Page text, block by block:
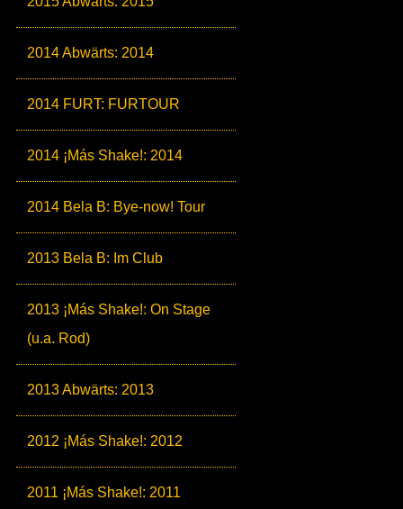
2014 Abwärts: 2014
2014 FURT: FURTOUR
2014 ¡Más Shake!: 2014
2014 Bela B: Bye-now! Tour
2013 Bela B: Im Club
2013 ¡Más Shake!: On Stage
(u.a. Rod)
2013 Abwärts: 2013
2012 ¡Más Shake!: 2012
2011 ¡Más Shake!: 2011